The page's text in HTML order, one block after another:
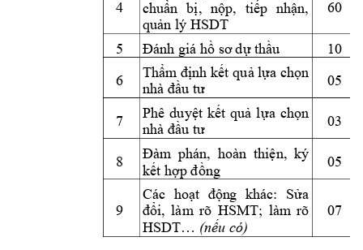
4 chuẩn bị, nộp, tiếp nhận,
quản lý HSDT
60
5 Đánh giá hồ sơ dự thầu
10
6
Thẩm định kết quả lựa chọn
nhà đầu tư 05
7 Phê duyệt kết quả lựa chọn
nhà đầu tư 03
8 Đàm phán,  hoàn thiện, ký
kết hợp đồng 05
9
Các hoạt động khác: Sửa
đổi, làm rõ HSMT; làm rõ
HSDT… (nếu có)
07